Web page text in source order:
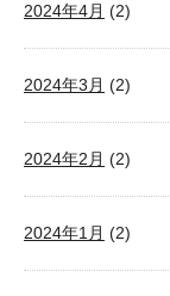
2024年4月 (2)
2024年3月 (2)
2024年2月 (2)
2024年1月 (2)